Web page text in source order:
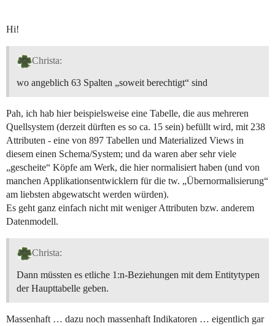
Hi!
Christa:
wo angeblich 63 Spalten „soweit berechtigt“ sind
Pah, ich hab hier beispielsweise eine Tabelle, die aus mehreren
Quellsystem (derzeit dürften es so ca. 15 sein) befüllt wird, mit 238
Attributen - eine von 897 Tabellen und Materialized Views in
diesem einen Schema/System; und da waren aber sehr viele
„gescheite“ Köpfe am Werk, die hier normalisiert haben (und von
manchen Applikationsentwicklern für die tw. „Übernormalisierung“
am liebsten abgewatscht werden würden).
Es geht ganz einfach nicht mit weniger Attributen bzw. anderem
Datenmodell.
Christa:
Dann müssten es etliche 1:n-Beziehungen mit dem Entitytypen
der Haupttabelle geben.
Massenhaft … dazu noch massenhaft Indikatoren … eigentlich gar